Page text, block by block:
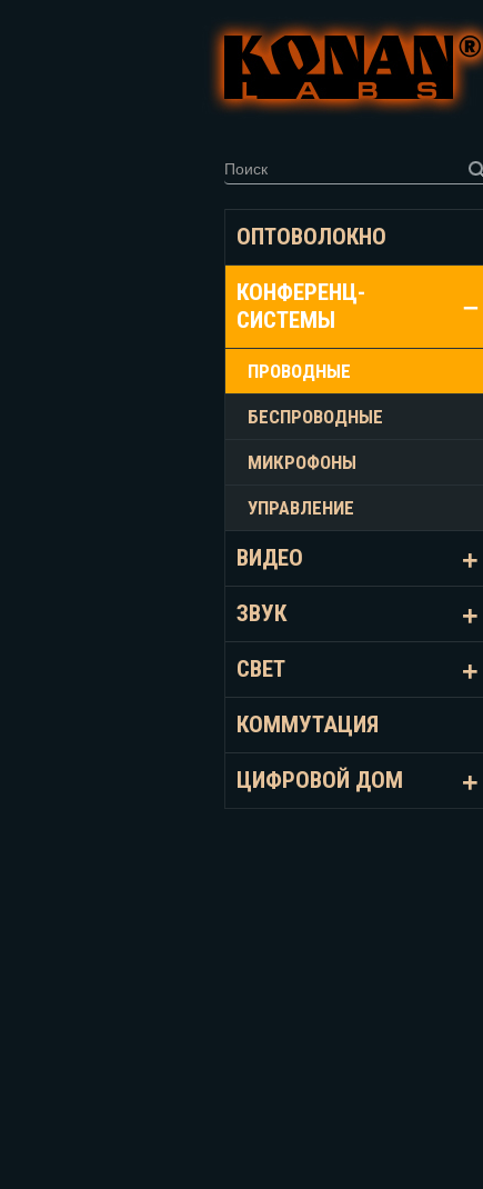
ОПТОВОЛОКНО
КОНФЕРЕНЦ-
СИСТЕМЫ
ПРОВОДНЫЕ
БЕСПРОВОДНЫЕ
МИКРОФОНЫ
УПРАВЛЕНИЕ
ВИДЕО
ЗВУК
СВЕТ
КОММУТАЦИЯ
ЦИФРОВОЙ ДОМ